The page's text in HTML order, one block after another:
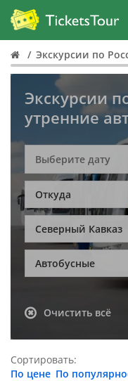
Экскурсии по
Экскурсии
утренние
Откуда
Северный Кавказ
Автобусные
Очистить всё
Сортировать:
По цене По